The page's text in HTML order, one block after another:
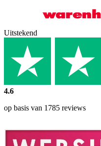
Uitstekend
4.6
op basis van 1785 reviews